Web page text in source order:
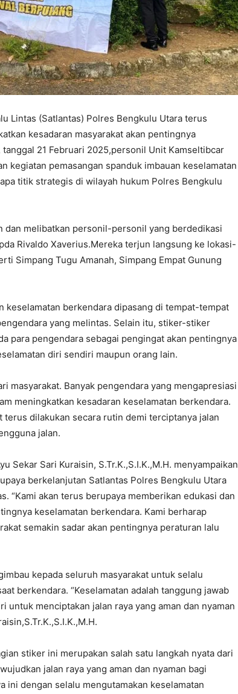
Lintas (Satlantas) Polres Bengkulu Utara terus
kesadaran masyarakat akan pentingnya
tanggal 21 Februari 2025,personil Unit Kamseltibcar
kegiatan pemasangan spanduk imbauan keselamatan
titik strategis di wilayah hukum Polres Bengkulu
dan melibatkan personil-personil yang berdedikasi
Rivaldo Xaverius.Mereka terjun langsung ke lokasi-
Simpang Tugu Amanah, Simpang Empat Gunung
keselamatan berkendara dipasang di tempat-tempat
yang melintas. Selain itu, stiker-stiker
para pengendara sebagai pengingat akan pentingnya
diri sendiri maupun orang lain.
masyarakat. Banyak pengendara yang mengapresiasi
meningkatkan kesadaran keselamatan berkendara.
dilakukan secara rutin demi terciptanya jalan
jalan.
Sekar Sari Kuraisin, S.Tr.K.,S.I.K.,M.H. menyampaikan
berkelanjutan Satlantas Polres Bengkulu Utara
“Kami akan terus berupaya memberikan edukasi dan
keselamatan berkendara. Kami berharap
semakin sadar akan pentingnya peraturan lalu
kepada seluruh masyarakat untuk selalu
berkendara. “Keselamatan adalah tanggung jawab
untuk menciptakan jalan raya yang aman dan nyaman
stiker ini merupakan salah satu langkah nyata dari
jalan raya yang aman dan nyaman bagi
ini dengan selalu mengutamakan keselamatan